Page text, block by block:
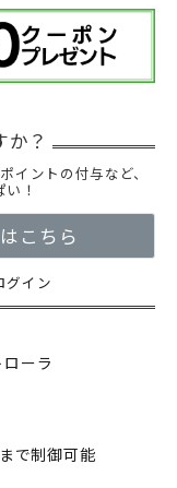
イントの付与など、
！
こちら
グイン
ーラ
で制御可能